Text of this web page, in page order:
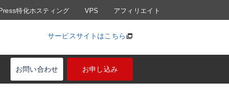
特化ホスティング VPS アフィリエイト
サービスサイトはこちら
お問い合わせ お申し込み